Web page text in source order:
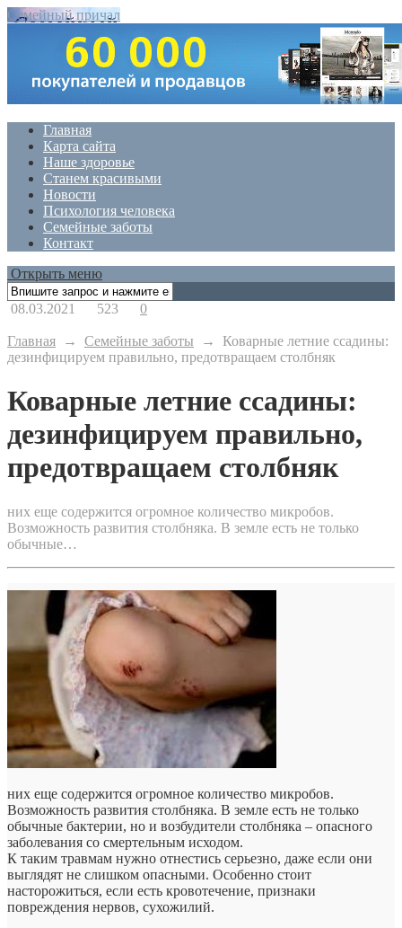
Семейный причал
Главная
Карта сайта
Наше здоровье
Станем красивыми
Новости
Психология человека
Семейные заботы
Контакт
Открыть меню
08.03.2021 523 0
Главная → Семейные заботы → Коварные летние ссадины:
дезинфицируем правильно, предотвращаем столбняк
Коварные летние ссадины:
дезинфицируем правильно,
предотвращаем столбняк
них еще содержится огромное количество микробов.
Возможность развития столбняка. В земле есть не только
обычные…
них еще содержится огромное количество микробов.
Возможность развития столбняка. В земле есть не только
обычные бактерии, но и возбудители столбняка – опасного
заболевания со смертельным исходом.
К таким травмам нужно отнестись серьезно, даже если они
выглядят не слишком опасными. Особенно стоит
насторожиться, если есть кровотечение, признаки
повреждения нервов, сухожилий.